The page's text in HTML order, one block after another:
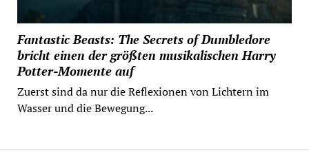
Fantastic Beasts: The Secrets of Dumbledore
bricht einen der größten musikalischen Harry
Potter-Momente auf
Zuerst sind da nur die Reflexionen von Lichtern im
Wasser und die Bewegung...